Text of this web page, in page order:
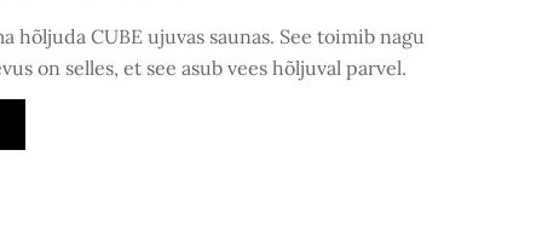
hõljuda CUBE ujuvas saunas. See toimib nagu
on selles, et see asub vees hõljuval parvel.